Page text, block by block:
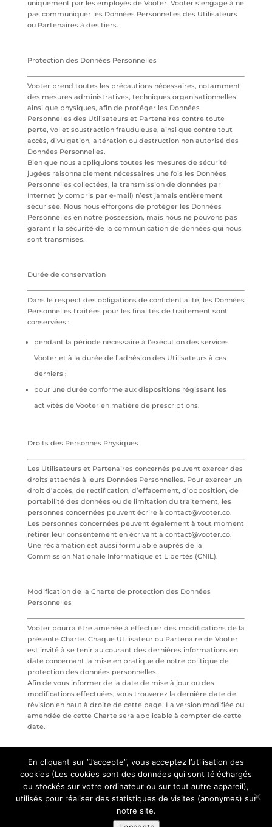
uniquement par les employés de Vooter. Vooter s’engage à ne
pas communiquer les Données Personnelles des Utilisateurs
ou Partenaires à des tiers.
Protection des Données Personnelles
Vooter prend toutes les précautions nécessaires, notamment
des mesures administratives, techniques organisationnelles
ainsi que physiques, afin de protéger les Données
Personnelles des Utilisateurs et Partenaires contre toute
perte, vol et soustraction frauduleuse, ainsi que contre tout
accès, divulgation, altération ou destruction non autorisé des
Données Personnelles.
Bien que nous appliquions toutes les mesures de sécurité
jugées raisonnablement nécessaires une fois les Données
Personnelles collectées, la transmission de données par
Internet (y compris par e-mail) n’est jamais entièrement
sécurisée. Nous nous efforçons de protéger les Données
Personnelles en notre possession, mais nous ne pouvons pas
garantir la sécurité de la communication de données qui nous
sont transmises.
Durée de conservation
Dans le respect des obligations de confidentialité, les Données
Personnelles traitées pour les finalités de traitement sont
conservées :
pendant la période nécessaire à l’exécution des services
Vooter et à la durée de l’adhésion des Utilisateurs à ces
derniers ;
pour une durée conforme aux dispositions régissant les
activités de Vooter en matière de prescriptions.
Droits des Personnes Physiques
Les Utilisateurs et Partenaires concernés peuvent exercer des
droits attachés à leurs Données Personnelles. Pour exercer un
droit d’accès, de rectification, d’effacement, d’opposition, de
portabilité des données ou de limitation du traitement, les
personnes concernées peuvent écrire à contact@vooter.co.
Les personnes concernées peuvent également à tout moment
retirer leur consentement en écrivant à contact@vooter.co.
Une réclamation est aussi formulable auprès de la
Commission Nationale Informatique et Libertés (CNIL).
Modification de la Charte de protection des Données
Personnelles
Vooter pourra être amenée à effectuer des modifications de la
présente Charte. Chaque Utilisateur ou Partenaire de Vooter
est invité à se tenir au courant des dernières informations en
date concernant la mise en pratique de notre politique de
protection des données personnelles.
Afin de vous informer de la date de mise à jour ou des
modifications effectuées, vous trouverez la dernière date de
révision en haut à droite de cette page. La version modifiée ou
amendée de cette Charte sera applicable à compter de cette
date.
Charte de protection des données
CGU et Mentions légales
Vision
Equipe
Vooter le Blog
En cliquant sur ”J’accepte”, vous acceptez l’utilisation des
cookies (Les cookies sont des données qui sont téléchargés
ou stockés sur votre ordinateur ou sur tout autre appareil),
utilisés pour réaliser des statistiques de visites (anonymes) sur
notre site.